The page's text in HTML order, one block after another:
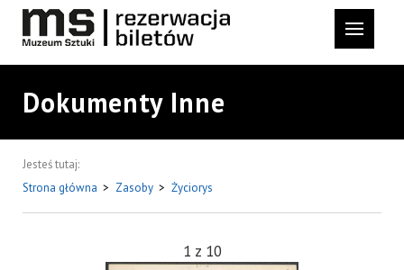
Dokumenty Inne
Jesteś tutaj:
Strona główna > Zasoby > Życiorys
1 z 10